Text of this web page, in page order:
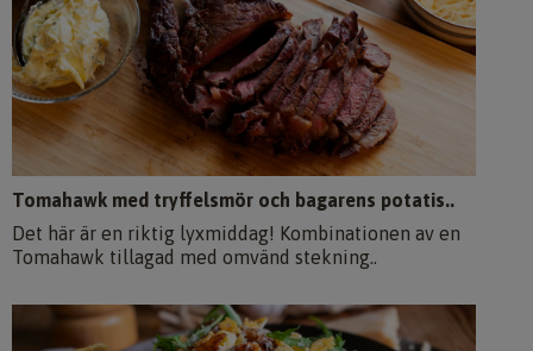
Tomahawk med tryffelsmör och bagarens potatis..
Det här är en riktig lyxmiddag! Kombinationen av en
Tomahawk tillagad med omvänd stekning..